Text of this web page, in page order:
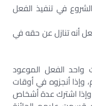
في تنفيذ الفعل
أنه تنازل عن حقه في
الفعل الموعود
وإذا أنجزوه في أوقات
وإذا اشترك عدة أشخاص